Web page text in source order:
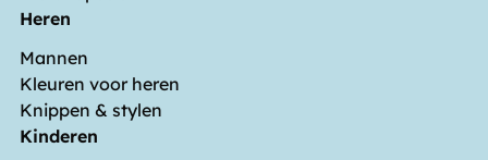
Heren
Mannen
Kleuren voor heren
Knippen & stylen
Kinderen